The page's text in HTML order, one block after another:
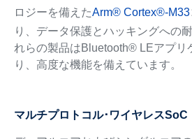
ロジーを備えたArm® Cortex®-M33
り、データ保護とハッキングへの
れらの製品はBluetooth® LEアプリ
り、高度な機能を備えています。
マルチプロトコル･ワイヤレスSoC